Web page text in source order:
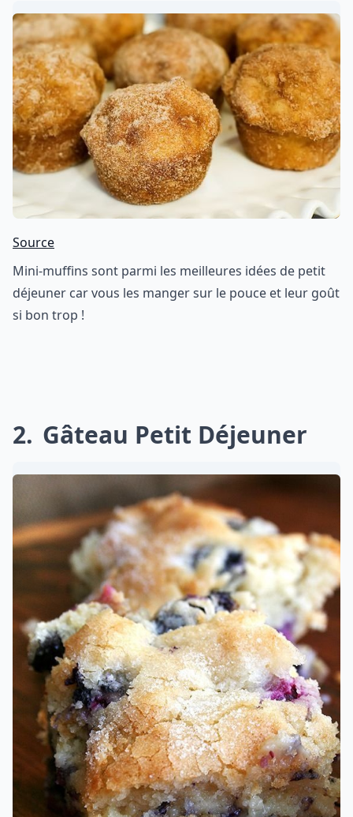
Source
Mini-muffins sont parmi les meilleures idées de petit
déjeuner car vous les manger sur le pouce et leur goût
si bon trop !
2 Gâteau Petit Déjeuner